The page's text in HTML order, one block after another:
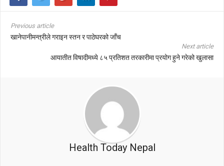
Previous article
खानेपानीमन्त्रीले गराइन स्तन र पाठेघरको जाँच
Next article
आयातीत विषादीमध्ये ८५ प्रतिशत तरकारीमा प्रयोग हुने गरेको खुलासा
Health Today Nepal